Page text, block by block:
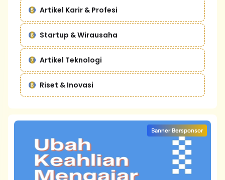
Artikel Karir & Profesi
Startup & Wirausaha
Artikel Teknologi
Riset & Inovasi
Banner Bersponsor